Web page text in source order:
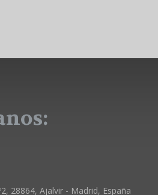
28864, Ajalvir - Madrid, España